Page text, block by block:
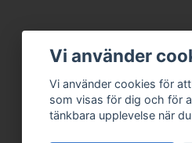
Vi använder
Vi använder cookies för
som visas för dig och för
tänkbara upplevelse när